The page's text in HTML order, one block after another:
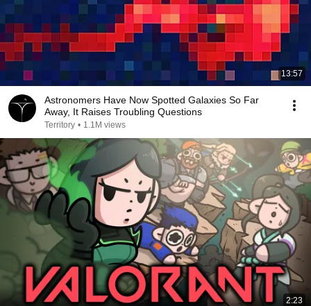
13:57
Astronomers Have Now Spotted Galaxies So Far
Away, It Raises Troubling Questions
Territory • 1.1M views
2:23